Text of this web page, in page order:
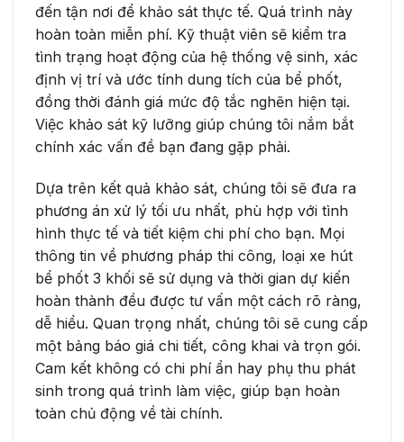
đến tận nơi để khảo sát thực tế. Quá trình này
hoàn toàn miễn phí. Kỹ thuật viên sẽ kiểm tra
tình trạng hoạt động của hệ thống vệ sinh, xác
định vị trí và ước tính dung tích của bể phốt,
đồng thời đánh giá mức độ tắc nghẽn hiện tại.
Việc khảo sát kỹ lưỡng giúp chúng tôi nắm bắt
chính xác vấn đề bạn đang gặp phải.
Dựa trên kết quả khảo sát, chúng tôi sẽ đưa ra
phương án xử lý tối ưu nhất, phù hợp với tình
hình thực tế và tiết kiệm chi phí cho bạn. Mọi
thông tin về phương pháp thi công, loại xe hút
bể phốt 3 khối sẽ sử dụng và thời gian dự kiến
hoàn thành đều được tư vấn một cách rõ ràng,
dễ hiểu. Quan trọng nhất, chúng tôi sẽ cung cấp
một bảng báo giá chi tiết, công khai và trọn gói.
Cam kết không có chi phí ẩn hay phụ thu phát
sinh trong quá trình làm việc, giúp bạn hoàn
toàn chủ động về tài chính.